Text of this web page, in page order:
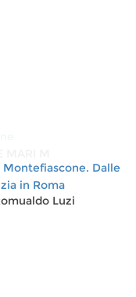
Dalle
in Roma
Luzi